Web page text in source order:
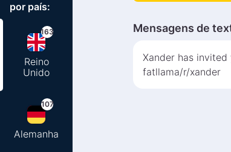
por país:
163
Reino
Unido
107
Alemanha
Mensagens de
Xander has
fatllama/r/xander